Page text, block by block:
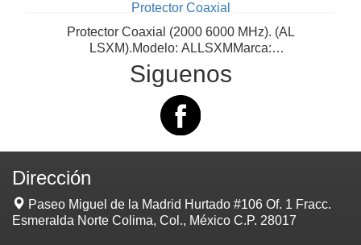
Protector Coaxial
Protector Coaxial (2000 6000 MHz). (AL
LSXM).Modelo: ALLSXMMarca:
POLYPHASEREspecificaciones: Rang...
Siguenos
Dirección
Paseo Miguel de la Madrid Hurtado #106 Of. 1 Fracc.
Esmeralda Norte Colima, Col., México C.P. 28017